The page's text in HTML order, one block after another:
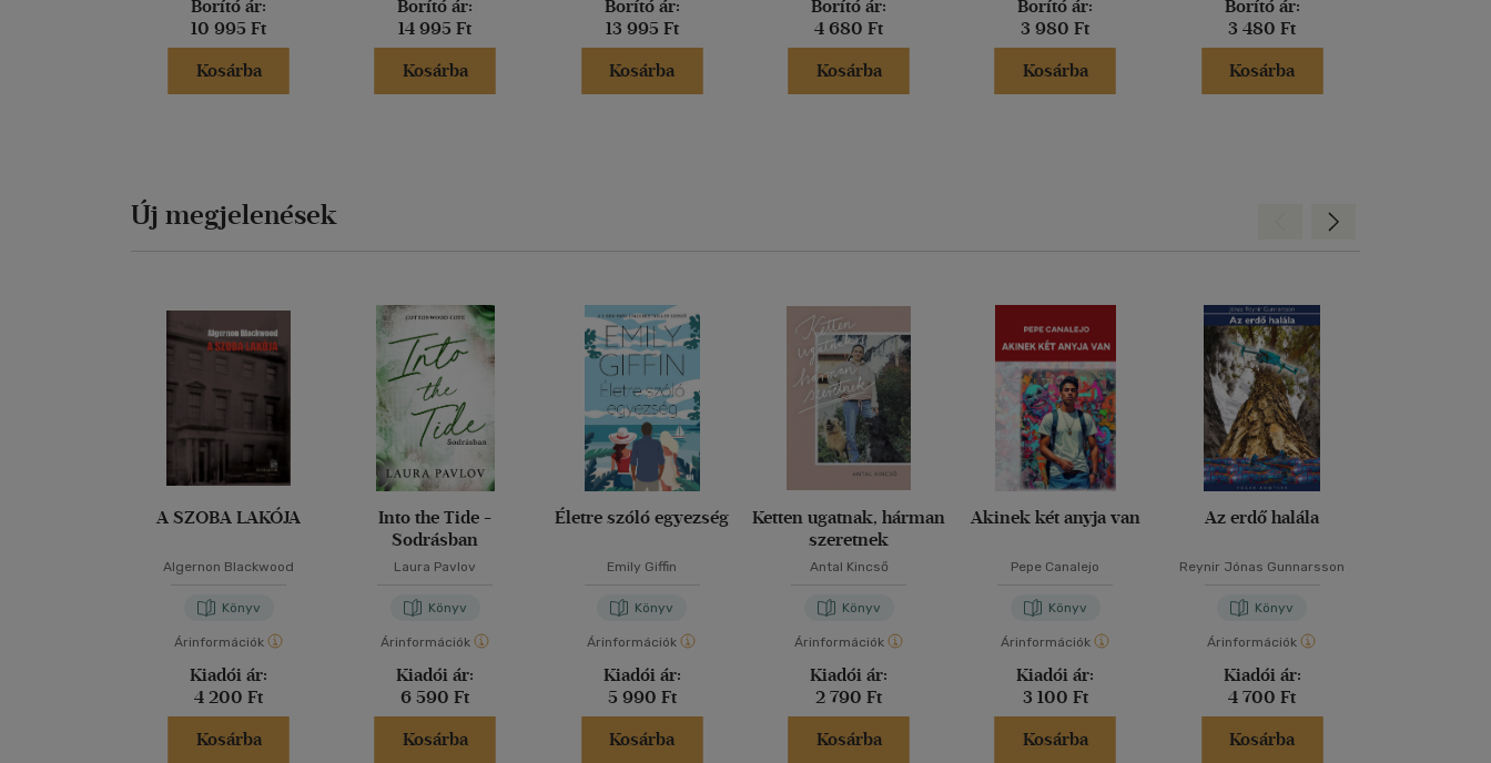
Borító ár:
10 995 Ft
Kosárba
Borító ár:
14 995 Ft
Kosárba
Borító ár:
13 995 Ft
Kosárba
Borító ár:
4 680 Ft
Kosárba
Borító ár:
3 980 Ft
Kosárba
Borító ár:
3 480 Ft
Kosárba
Új megjelenések
A SZOBA LAKÓJA
Algernon Blackwood
Könyv
Árinformációk
Kiadói ár:
4 200 Ft
Kosárba
Into the Tide -
Sodrásban
Laura Pavlov
Könyv
Árinformációk
Kiadói ár:
6 590 Ft
Kosárba
Életre szóló egyezség
Emily Giffin
Könyv
Árinformációk
Kiadói ár:
5 990 Ft
Kosárba
Ketten ugatnak, hárman
szeretnek
Antal Kincső
Könyv
Árinformációk
Kiadói ár:
2 790 Ft
Kosárba
Akinek két anyja van
Pepe Canalejo
Könyv
Árinformációk
Kiadói ár:
3 100 Ft
Kosárba
Az erdő halála
Reynir Jónas Gunnarsson
Könyv
Árinformációk
Kiadói ár:
4 700 Ft
Kosárba
Előre